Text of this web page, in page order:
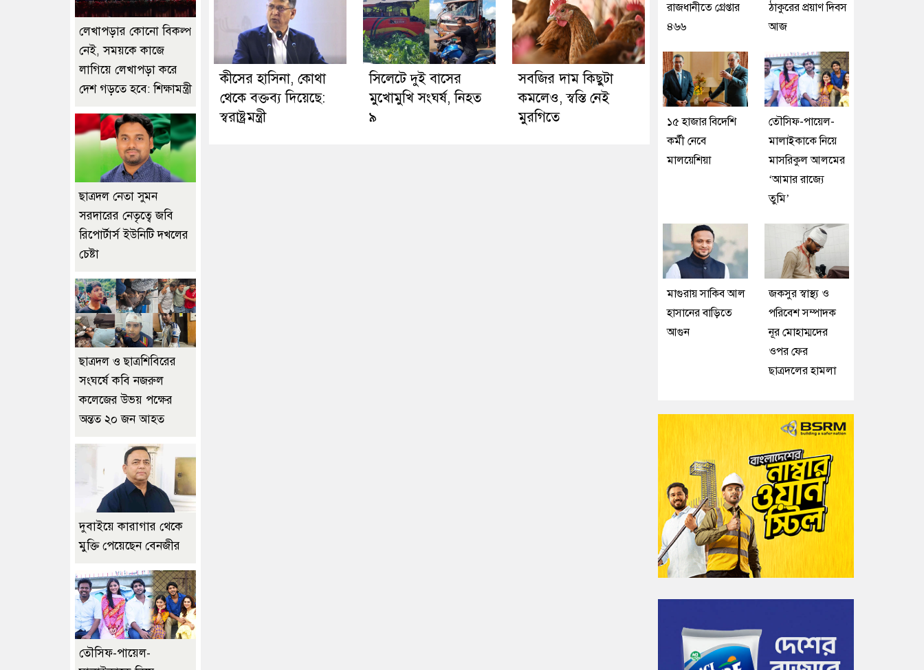
কীসের হাসিনা, কোথা
থেকে বক্তব্য দিয়েছে:
স্বরাষ্ট্রমন্ত্রী
সিলেটে দুই বাসের
মুখোমুখি সংঘর্ষ, নিহত
৯
সবজির দাম কিছুটা
কমলেও, স্বস্তি নেই
মুরগিতে
লেখাপড়ার কোনো বিকল্প
নেই, সময়কে কাজে
লাগিয়ে লেখাপড়া করে
দেশ গড়তে হবে: শিক্ষামন্ত্রী
ছাত্রদল নেতা সুমন
সরদারের নেতৃত্বে জবি
রিপোর্টার্স ইউনিটি দখলের
চেষ্টা
ছাত্রদল ও ছাত্রশিবিরের
সংঘর্ষে কবি নজরুল
কলেজের উভয় পক্ষের
অন্তত ২০ জন আহত
দুবাইয়ে কারাগার থেকে
মুক্তি পেয়েছেন বেনজীর
তৌসিফ-পায়েল-
রাজধানীতে গ্রেপ্তার
৪৬৬
ঠাকুরের প্রয়াণ দিবস
আজ
১৫ হাজার বিদেশি
কর্মী নেবে
মালয়েশিয়া
তৌসিফ-পায়েল-
মালাইকাকে নিয়ে
মাসরিকুল আলমের
‘আমার রাজ্যে
তুমি’
মাগুরায় সাকিব আল
হাসানের বাড়িতে
আগুন
জকসুর স্বাস্থ্য ও
পরিবেশ সম্পাদক
নূর মোহাম্মদের
ওপর ফের
ছাত্রদলের হামলা